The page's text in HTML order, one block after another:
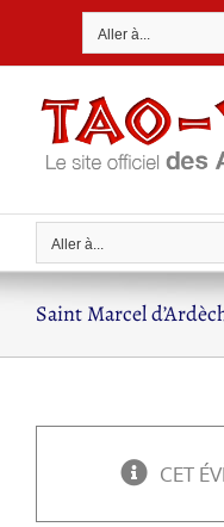
Aller à...
Aller à...
Saint Marcel
CET